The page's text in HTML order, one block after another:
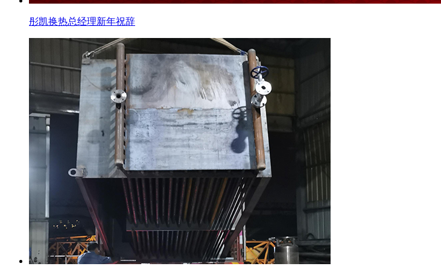
彤凯换热总经理新年祝辞